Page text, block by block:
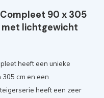
90 x 305
lichtgewicht
heeft een unieke
cm en een
heeft een zeer